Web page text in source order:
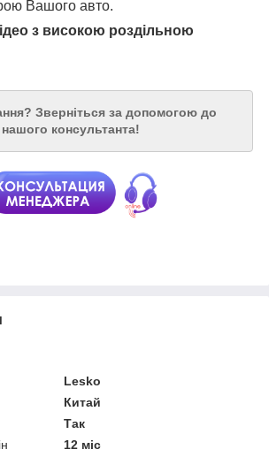
Вашого авто.
з високою роздільною
Зверніться за допомогою до
нашого консультанта!
Lesko
Китай
Так
12 міс